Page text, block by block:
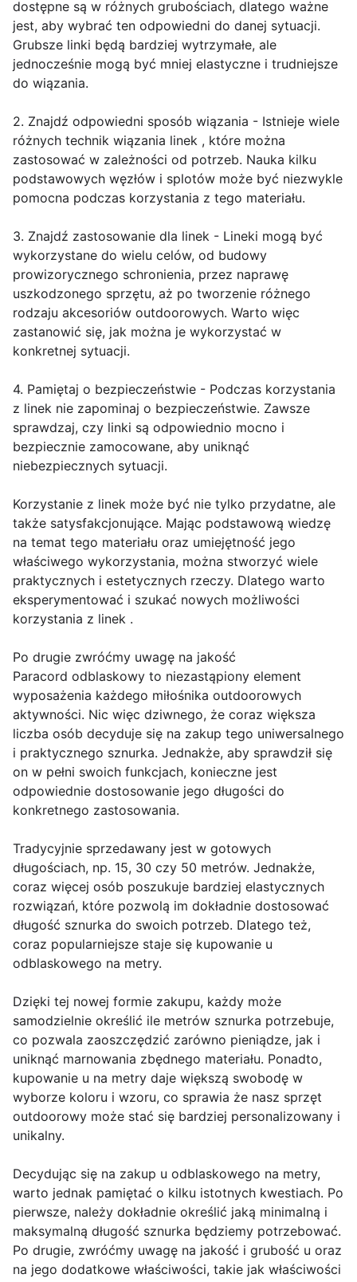
dostępne są w różnych grubościach, dlatego ważne
jest, aby wybrać ten odpowiedni do danej sytuacji.
Grubsze linki będą bardziej wytrzymałe, ale
jednocześnie mogą być mniej elastyczne i trudniejsze
do wiązania.
2. Znajdź odpowiedni sposób wiązania - Istnieje wiele
różnych technik wiązania linek , które można
zastosować w zależności od potrzeb. Nauka kilku
podstawowych węzłów i splotów może być niezwykle
pomocna podczas korzystania z tego materiału.
3. Znajdź zastosowanie dla linek - Lineki mogą być
wykorzystane do wielu celów, od budowy
prowizorycznego schronienia, przez naprawę
uszkodzonego sprzętu, aż po tworzenie różnego
rodzaju akcesoriów outdoorowych. Warto więc
zastanowić się, jak można je wykorzystać w
konkretnej sytuacji.
4. Pamiętaj o bezpieczeństwie - Podczas korzystania
z linek nie zapominaj o bezpieczeństwie. Zawsze
sprawdzaj, czy linki są odpowiednio mocno i
bezpiecznie zamocowane, aby uniknąć
niebezpiecznych sytuacji.
Korzystanie z linek może być nie tylko przydatne, ale
także satysfakcjonujące. Mając podstawową wiedzę
na temat tego materiału oraz umiejętność jego
właściwego wykorzystania, można stworzyć wiele
praktycznych i estetycznych rzeczy. Dlatego warto
eksperymentować i szukać nowych możliwości
korzystania z linek .
Po drugie zwróćmy uwagę na jakość
Paracord odblaskowy to niezastąpiony element
wyposażenia każdego miłośnika outdoorowych
aktywności. Nic więc dziwnego, że coraz większa
liczba osób decyduje się na zakup tego uniwersalnego
i praktycznego sznurka. Jednakże, aby sprawdził się
on w pełni swoich funkcjach, konieczne jest
odpowiednie dostosowanie jego długości do
konkretnego zastosowania.
Tradycyjnie sprzedawany jest w gotowych
długościach, np. 15, 30 czy 50 metrów. Jednakże,
coraz więcej osób poszukuje bardziej elastycznych
rozwiązań, które pozwolą im dokładnie dostosować
długość sznurka do swoich potrzeb. Dlatego też,
coraz popularniejsze staje się kupowanie u
odblaskowego na metry.
Dzięki tej nowej formie zakupu, każdy może
samodzielnie określić ile metrów sznurka potrzebuje,
co pozwala zaoszczędzić zarówno pieniądze, jak i
uniknąć marnowania zbędnego materiału. Ponadto,
kupowanie u na metry daje większą swobodę w
wyborze koloru i wzoru, co sprawia że nasz sprzęt
outdoorowy może stać się bardziej personalizowany i
unikalny.
Decydując się na zakup u odblaskowego na metry,
warto jednak pamiętać o kilku istotnych kwestiach. Po
pierwsze, należy dokładnie określić jaką minimalną i
maksymalną długość sznurka będziemy potrzebować.
Po drugie, zwróćmy uwagę na jakość i grubość u oraz
na jego dodatkowe właściwości, takie jak właściwości